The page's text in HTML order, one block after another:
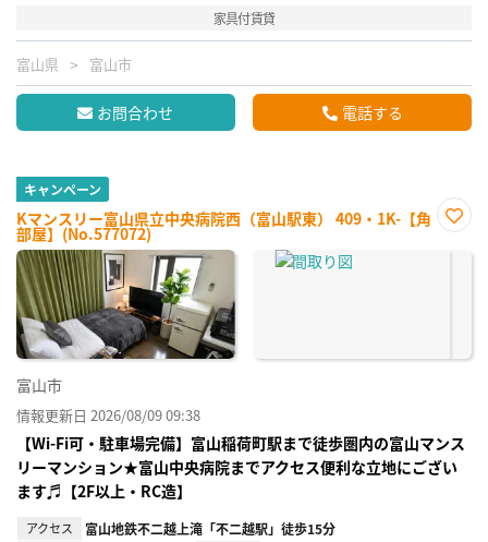
家具付賃貸
富山県 富山市
お問合わせ 電話する
キャンペーン
Kマンスリー富山県立中央病院西（富山駅東） 409・1K-【角
部屋】(No.577072)
に入
富山市
情報更新日 2026/08/09 09:38
【Wi-Fi可・駐車場完備】富山稲荷町駅まで徒歩圏内の富山マンス
リーマンション★富山中央病院までアクセス便利な立地にござい
ます♬【2F以上・RC造】
アクセス 富山地鉄不二越上滝「不二越駅」徒歩15分